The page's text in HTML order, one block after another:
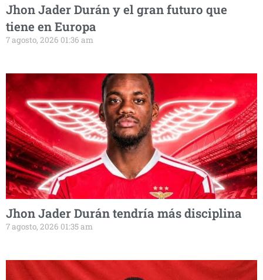
Jhon Jader Durán y el gran futuro que
tiene en Europa
7 agosto, 2026 01:36 am
Jhon Jader Durán tendría más disciplina
7 agosto, 2026 01:35 am